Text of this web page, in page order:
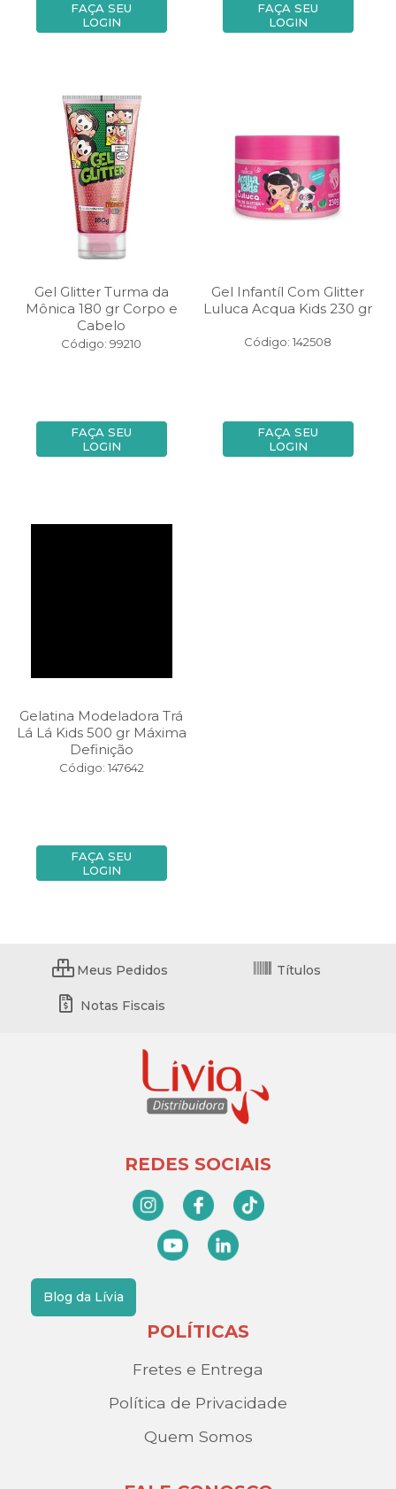
FAÇA SEU
LOGIN
FAÇA SEU
LOGIN
Gel Glitter Turma da
Mônica 180 gr Corpo e
Cabelo
Código: 99210
FAÇA SEU
LOGIN
Gel Infantíl Com Glitter
Luluca Acqua Kids 230 gr
Código: 142508
FAÇA SEU
LOGIN
Gelatina Modeladora Trá
Lá Lá Kids 500 gr Máxima
Definição
Código: 147642
FAÇA SEU
LOGIN
Meus Pedidos Títulos
Notas Fiscais
REDES SOCIAIS
Blog da Lívia
POLÍTICAS
Fretes e Entrega
Política de Privacidade
Quem Somos